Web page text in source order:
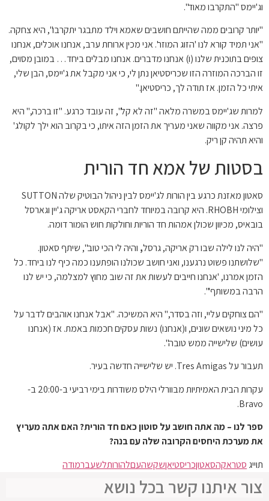
וג'יימס "התקרבו מאוד".
"יותר קרובים ממה שהייתם חושבים שאמא וילד מתבגר יתקרבו", היא צחקה.
"אני תמיד קורא לנו 'הזוג המוזר'. אני מכין ארוחת ערב, אנחנו אוכלים, אנחנו
צופים בתוכנית שלנו (ו) אנחנו מדברים. אנחנו מבלים ביחד… במובן מסוים,
זו הברכה המוזרה הזו שכריסטיאן נתן לי, כי אני מקבל את ג'יימס, הבן שלי,
איתי כל הזמן. אז תודה לך, כריסטיאן."
למרות שג'יימס במשרה מלאה "זה לא קל", זה עובד כרגע. "זו ברכה," היא
פרצה. אני מקווה שאני מעריך את הזמן הזה איתו, כי בקרוב הוא ילך לקולג'
והיא תהיה קן ריק.
בסטות של אמא חד הורית
סאטון מאזנת כרגע בין הורות לג'יימס לבין ניהול הבוטיק שלה SUTTON
וצילומי RHOBH. היא קרובה במיוחד לחברי הקאסט אריקה ג'יין וגארסל
בובאיס, מכיוון שכולן אמהות חד הוריות וחולקות חוש הומור דומה.
"היה לנו לילה שבו רק אריקה, גרסל, והיה לי הכי טוב", שיתף סאטון.
"שלושתנו פשוט נרגענו, ואני חושב שכולנו הופתענו כמה כיף לנו ביחד. כל
הזמן אמרנו, 'אנחנו חייבים לעשות את זה שוב מחוץ למצלמה, כי יש לנו
הרבה במשותף'".
"הם צוחקים עליי, וזה בסדר," היא המשיכה. "אבל אנחנו אוהבים לדבר על
כל מיני נושאים שונים, ו(אנחנו) נשות עסקים חכמות באמת. אז (אנחנו
עושים) שלישייה ממש טובה".
תעבור על Tres Amigas. יש שלישייה חדשה בעיר.
עקרות הבית האמיתיות מבוורלי הילס משודרות בימי רביעי ב-20:00 ב-
Bravo.
ספר לנו – מה אתה חושב על סוטון כאם חד הורית? האם אתה מעריץ
את מערכת היחסים הקרובה שלה עם בנה?
תוייג סטראקהסאטוןכריסטיאןשקשהעםלהורותלשעברמודה
צור איתנו קשר בכל נושא